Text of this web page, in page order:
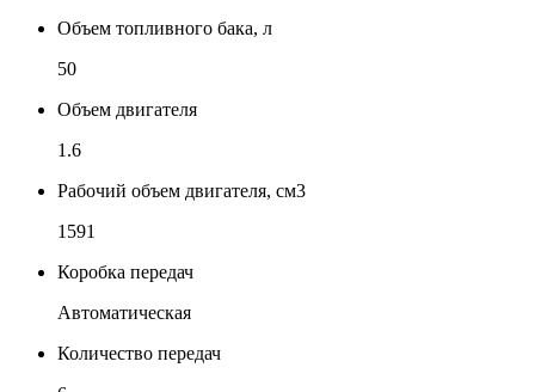
Объем топливного бака, л
50
Объем двигателя
1.6
Рабочий объем двигателя, см3
1591
Коробка передач
Автоматическая
Количество передач